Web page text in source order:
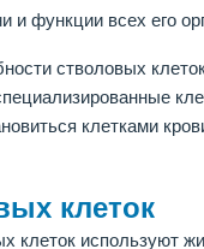
и функции всех его
стволовых
клетками
клеток
клеток используют